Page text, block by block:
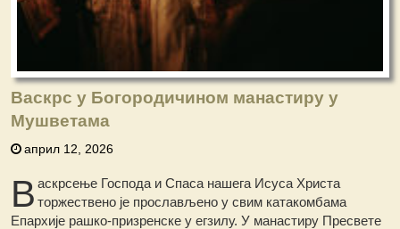
Васкрс у Богородичином манастиру у
Мушветама
април 12, 2026
В аскрсење Господа и Спаса нашега Исуса Христа
торжествено је прослављено у свим катакомбама
Епархије рашко-призренске у егзилу. У манастиру Пресвете